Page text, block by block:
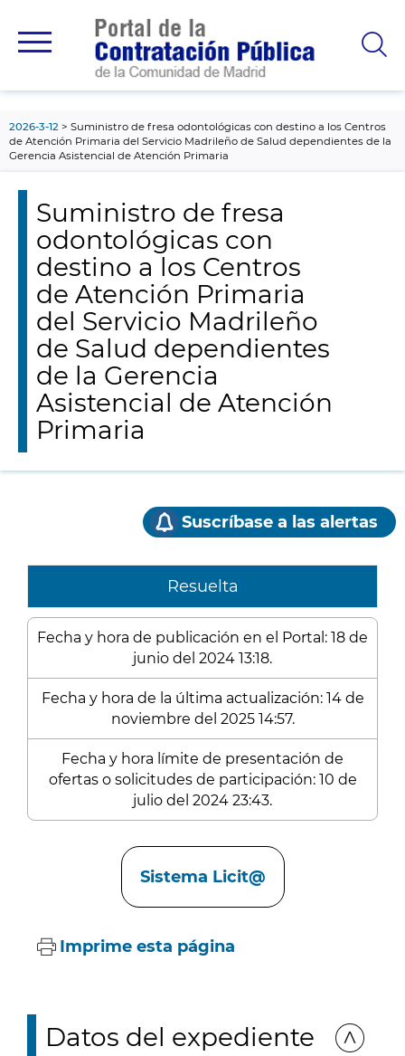
principal
2026-3-12
Suministro de fresa odontológicas con destino a los Centros
de Atención Primaria del Servicio Madrileño de Salud dependientes de la
Gerencia Asistencial de Atención Primaria
Suministro de fresa
odontológicas con
destino a los Centros
de Atención Primaria
del Servicio Madrileño
de Salud dependientes
de la Gerencia
Asistencial de Atención
Primaria
Suscríbase a las alertas
Resuelta
Fecha y hora de publicación en el Portal: 18 de
junio del 2024 13:18.
Fecha y hora de la última actualización: 14 de
noviembre del 2025 14:57.
Fecha y hora límite de presentación de
ofertas o solicitudes de participación: 10 de
julio del 2024 23:43.
Sistema Licit@
Imprime esta página
Datos del expediente